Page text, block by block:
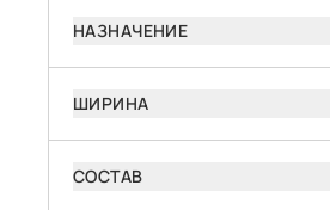
НАЗНАЧЕНИЕ
ШИРИНА
СОСТАВ